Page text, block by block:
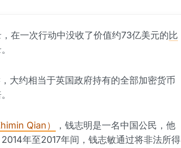
在一次行动中没收了价值约73亿美元的比
大约相当于英国政府持有的全部加密货币
Qian）
，钱志明是一名中国公民，他
年至2017年间，钱志敏通过将非法所得